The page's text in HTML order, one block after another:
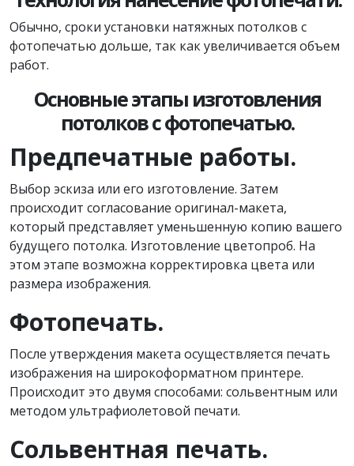
Обычно, сроки установки натяжных потолков с
фотопечатью дольше, так как увеличивается объем
работ.
Основные этапы изготовления
потолков с фотопечатью.
Предпечатные работы.
Выбор эскиза или его изготовление. Затем
происходит согласование оригинал-макета,
который представляет уменьшенную копию вашего
будущего потолка. Изготовление цветопроб. На
этом этапе возможна корректировка цвета или
размера изображения.
Фотопечать.
После утверждения макета осуществляется печать
изображения на широкоформатном принтере.
Происходит это двумя способами: сольвентным или
методом ультрафиолетовой печати.
Сольвентная печать.